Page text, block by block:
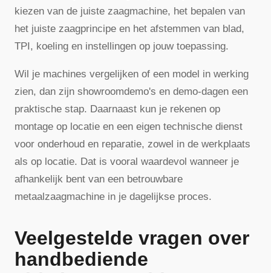
kiezen van de juiste zaagmachine, het bepalen van
het juiste zaagprincipe en het afstemmen van blad,
TPI, koeling en instellingen op jouw toepassing.
Wil je machines vergelijken of een model in werking
zien, dan zijn showroomdemo's en demo-dagen een
praktische stap. Daarnaast kun je rekenen op
montage op locatie en een eigen technische dienst
voor onderhoud en reparatie, zowel in de werkplaats
als op locatie. Dat is vooral waardevol wanneer je
afhankelijk bent van een betrouwbare
metaalzaagmachine in je dagelijkse proces.
Veelgestelde vragen over
handbediende